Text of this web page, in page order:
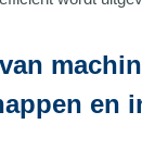
en